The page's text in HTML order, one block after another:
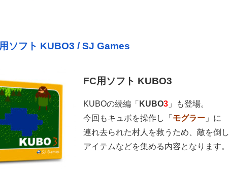
ソフト KUBO3 / SJ Games
FC用ソフト KUBO3
KUBOの続編「 KUBO3 」も登場。
今回もキュボを操作し「 モグラー 」に
連れ去られた村人を救うため、敵を倒し
アイテムなどを集める内容となります。